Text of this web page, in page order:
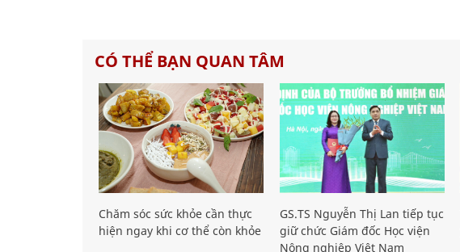
CÓ THỂ BẠN QUAN TÂM
Chăm sóc sức khỏe cần thực
hiện ngay khi cơ thể còn khỏe
GS.TS Nguyễn Thị Lan tiếp tục
giữ chức Giám đốc Học viện
Nông nghiệp Việt Nam